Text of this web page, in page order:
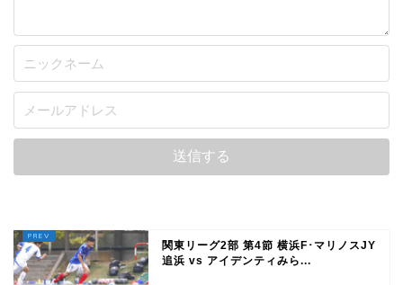
関東リーグ2部 第4節 横浜F･マリノスJY
追浜 vs アイデンティみら...